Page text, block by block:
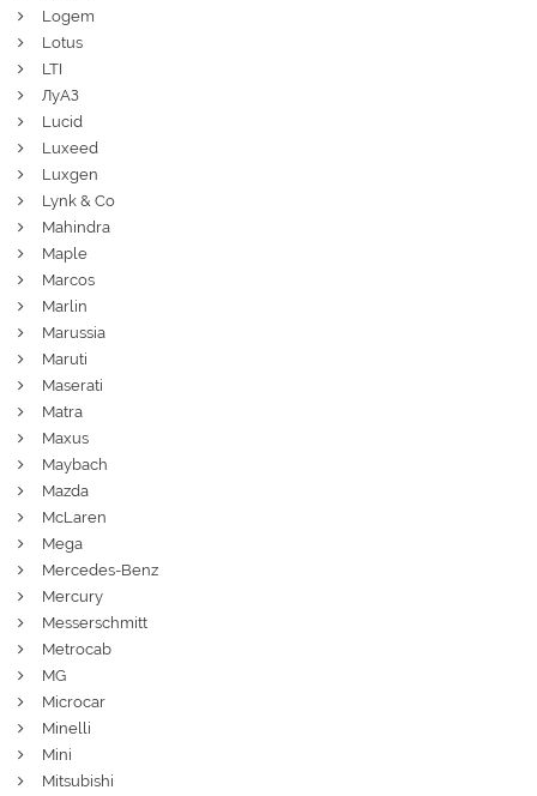
Logem
Lotus
LTI
ЛуАЗ
Lucid
Luxeed
Luxgen
Lynk & Co
Mahindra
Maple
Marcos
Marlin
Marussia
Maruti
Maserati
Matra
Maxus
Maybach
Mazda
McLaren
Mega
Mercedes-Benz
Mercury
Messerschmitt
Metrocab
MG
Microcar
Minelli
Mini
Mitsubishi